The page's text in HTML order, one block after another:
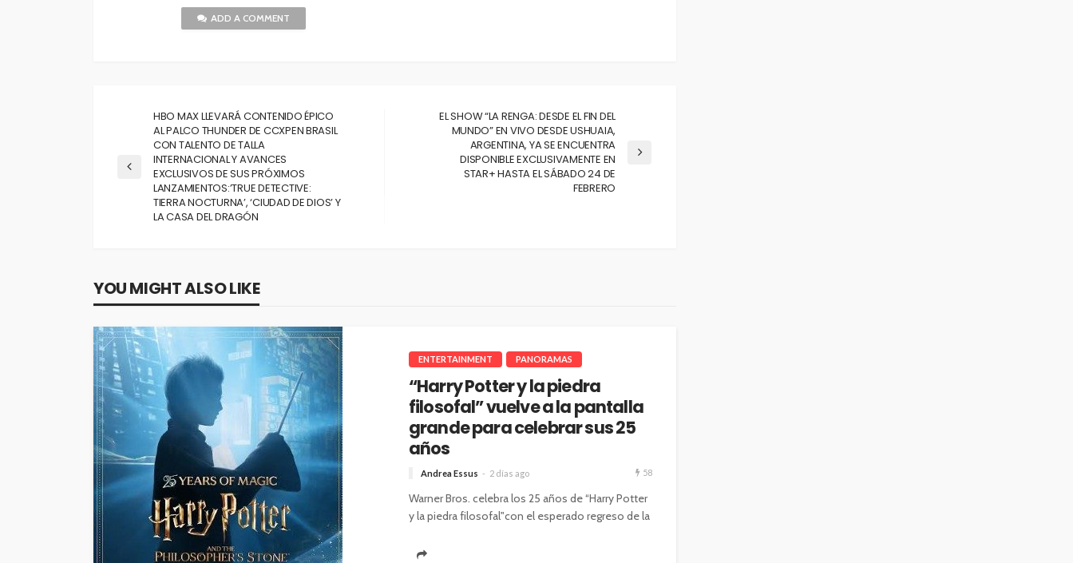
ADD A COMMENT
HBO MAX LLEVARÁ CONTENIDO ÉPICO
AL PALCO THUNDER DE CCXPEN BRASIL
CON TALENTO DE TALLA
INTERNACIONAL Y AVANCES
EXCLUSIVOS DE SUS PRÓXIMOS
LANZAMIENTOS:’TRUE DETECTIVE:
TIERRA NOCTURNA’, ‘CIUDAD DE DIOS’ Y
LA CASA DEL DRAGÓN
EL SHOW “LA RENGA: DESDE EL FIN DEL
MUNDO” EN VIVO DESDE USHUAIA,
ARGENTINA, YA SE ENCUENTRA
DISPONIBLE EXCLUSIVAMENTE EN
STAR+ HASTA EL SÁBADO 24 DE
FEBRERO
YOU MIGHT ALSO LIKE
ENTERTAINMENT PANORAMAS
“Harry Potter y la piedra
filosofal” vuelve a la pantalla
grande para celebrar sus 25
años
Andrea Essus 2 días ago 58
Warner Bros. celebra los 25 años de “Harry Potter
y la piedra filosofal"con el esperado regreso de la